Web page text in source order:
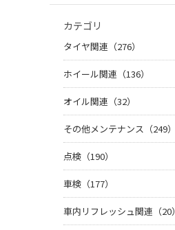
カテゴリ
タイヤ関連（276）
ホイール関連（136）
オイル関連（32）
その他メンテナンス（249）
点検（190）
車検（177）
車内リフレッシュ関連（20）